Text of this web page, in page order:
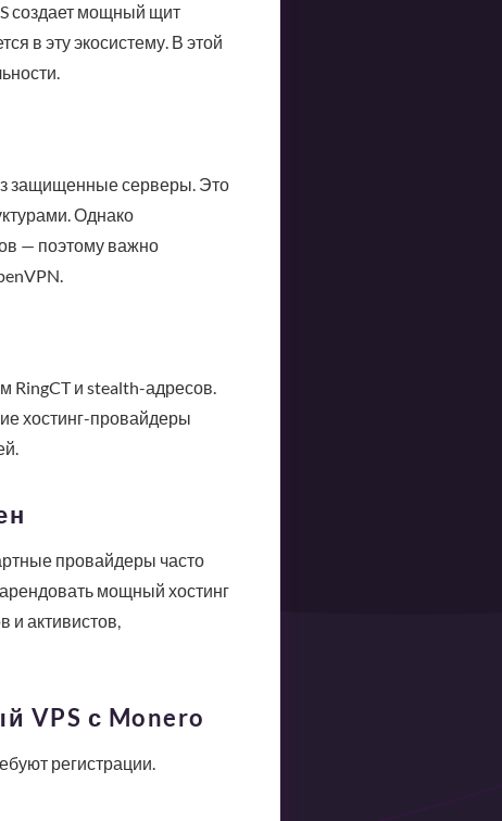
создает мощный щит
в эту экосистему. В этой
защищенные серверы. Это
Однако
— поэтому важно
RingCT и stealth-адресов.
хостинг-провайдеры
провайдеры часто
мощный хостинг
и активистов,
VPS с Monero
регистрации.